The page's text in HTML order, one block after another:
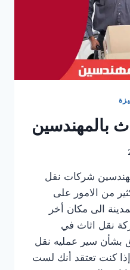
بالمهندسين
شركات نقل
من الامور على
الى مكان أخر
نقل اثاث في
بشأن سير عمليه نقل
كنت تعتقد أنك لست